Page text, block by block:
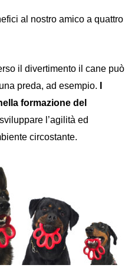
al nostro amico a quattro
il divertimento il cane può
preda, ad esempio.
formazione del
l’agilità ed
circostante.